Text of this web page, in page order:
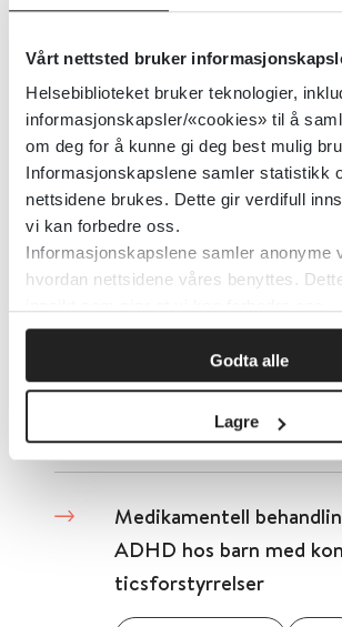
Vårt nettsted bruker
Helsebiblioteket bruker teknologier,
informasjonskapsler/«cookies» til å
om deg for å kunne gi deg best mulig
Informasjonskapslene samler statistikk
nettsidene brukes. Dette gir verdifull
vi kan forbedre oss.
Informasjonskapslene samler anonyme
hvordan nettsidene våres benyttes.
Godta alle
Lagre
Medical dermatology
Detaljer
Medical Subject
på engelsk)
Medikamentell
ADHD hos barn med
ticsforstyrrelser